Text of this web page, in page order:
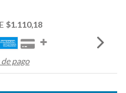
$1.110,18
pago